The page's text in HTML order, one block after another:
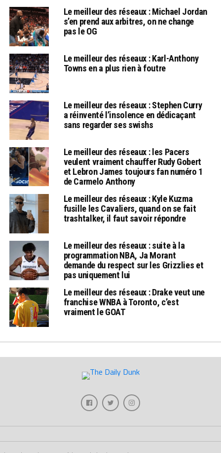
Le meilleur des réseaux : Michael Jordan
s’en prend aux arbitres, on ne change
pas le OG
Le meilleur des réseaux : Karl-Anthony
Towns en a plus rien à foutre
Le meilleur des réseaux : Stephen Curry
a réinventé l’insolence en dédicaçant
sans regarder ses swishs
Le meilleur des réseaux : les Pacers
veulent vraiment chauffer Rudy Gobert
et Lebron James toujours fan numéro 1
de Carmelo Anthony
Le meilleur des réseaux : Kyle Kuzma
fusille les Cavaliers, quand on se fait
trashtalker, il faut savoir répondre
Le meilleur des réseaux : suite à la
programmation NBA, Ja Morant
demande du respect sur les Grizzlies et
pas uniquement lui
Le meilleur des réseaux : Drake veut une
franchise WNBA à Toronto, c’est
vraiment le GOAT